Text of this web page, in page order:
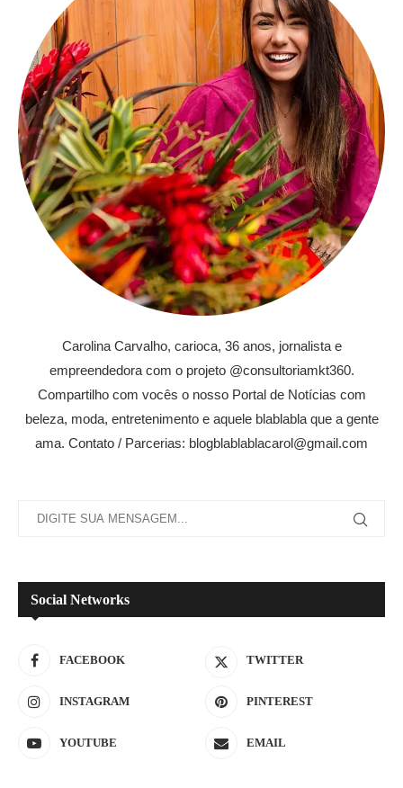
Carolina Carvalho, carioca, 36 anos, jornalista e
empreendedora com o projeto @consultoriamkt360.
Compartilho com vocês o nosso Portal de Notícias com
beleza, moda, entretenimento e aquele blablabla que a gente
ama. Contato / Parcerias: blogblablablacarol@gmail.com
Social Networks
FACEBOOK TWITTER
INSTAGRAM PINTEREST
YOUTUBE EMAIL